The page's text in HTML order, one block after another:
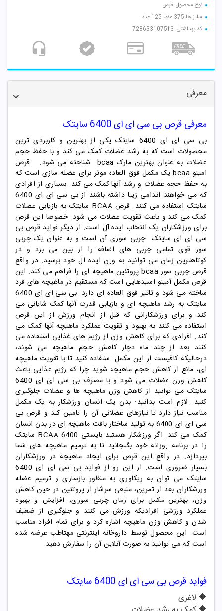
نوع محصول: قرص
سایز ها:375 عدد، 125 عدد
کد بهداشتی: 728633107513
معرفی
معرفی قرص بی سی ای ای 6400 سایتک
بی سی ای ای 6400 سایتک یکی از بهترین و کاربردی ترین
محصولات است که به رشد عضلات کمک می کند و با حفظ حجم
عضلات به عنوان بهترین مارک bcaa شناخته می شود. قرص
امینو bcaa یک مکمل فوق العاده موثر برای عضله سازی است که
به حفظ حجم عضلات و رشد آنها کمک می کند. بسیاری از افرادی
که می خواهند اندامی زیبا داشته باشند از بی سی ای ای 6400
سایتک استفاده می کنند. قرص BCAA سایتک به بازیابی عضلات
کمک می کند و باعث تقویت عضلات می شود. خصوصا این قرص
برای ورزشکاران یک انتخاب ایده آل است. از دیگر فواید قرص بی
سی ای ای سایتک چربی سوزی آن است و به عنوان یک چربی
سوز قوی تمامی چربی های اضافه را از بین می برد و در
کوتاهترین زمان می توانید به وزن ایده ال خود برسید. در واقع
قرص چربی سوز bcaa پروتئین ماهیچه ای را فراهم می کند. این
قرص مکمل آمینو اسیدهایی است که مستقیم در ماهیچه های فرد
ساخته می شود و تاثیر فوق العاده ای دارد. بی سی ای ای 6400
سایتک به رشد ماهیچه ای و بازیابی قدرت آنها کمک شایانی می
کند و برای ورزشکارانی که قبل از انجام ورزش از این قرص
استفاده می کنند به بهبود و تقویت عملکرد ماهیچه آنها کمک می
کند. افرادی که برای کاهش وزن از رژیم های غذایی استفاده می
کنند بعد از چند ماه دچار کاهش حجم ماهیچه می شوند،
درحالیکه کافیست از این مکمل استفاده کنید تا با تقویت ماهیچه
ای، مانع از کاهش حجم ماهیچه شوید چرا که رژیم غذایی باعث
کاهش وزن عضلات می شود و با مصرف بی سی ای ای 6400
سایتک می توانید از کاهش وزن ماهیچه ها و عضلات جلوگیری
کنید. لازم است بدانید: بدن یک انسان ورزشکار به یک مکمل
مناسب نیاز دارد تا نیازهای عضلانی آن را تامین کند و قرص بی
سی ای ای 6400 به تولید ساختار بافت ماهیچه ای در بدن انسان
کمک می کند. اگر ورزشکار هستید بایستی BCAA 6400 سایتک
را در برنامه روزانه خود بگنجانید تا به ترمیم ماهیچه های شما
بپردازد. در واقع این قرص برای ایجاد ماهیچه در ورزشکاران
بسیار ضروری است. از این رو از فواید بی سی ای ای 6400
سایتک می توان به ریکاوری به منظور بازسازی و ترمیم عضله
ورزشکاران بعد از تمرین، منبعی سرشار از پروتئین در حین کاهش
وزن، بهترین مکمل برای زمان چربی سوزی، افزایش و بهبود
عملکرد ورزشی افرادیکه ورزش می کنند و جلوگیری از ضعیف
شدن و کاهش وزن ماهیچه اشاره کرد و برای تمام افراد مناسب
است. این محصول توسط داروخانه اینترنتی مهتاطب عرضه شده
است که می توانید به صورت آنلاین آن را سفارش دهید.
فواید قرص بی سی ای ای 6400 سایتک
🔷 لاغری